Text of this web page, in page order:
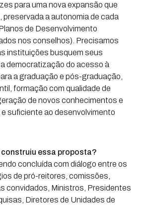
para uma nova expansão que
preservada a autonomia de cada
de Desenvolvimento
nos conselhos). Precisamos
instituições busquem seus
democratização do acesso à
a graduação e pós-graduação,
formação com qualidade de
de novos conhecimentos e
suficiente ao desenvolvimento
essa proposta?
concluída com diálogo entre os
de pró-reitores, comissões,
convidados, Ministros, Presidentes
Diretores de Unidades de